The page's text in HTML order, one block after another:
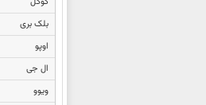
هواوی Pura 90
هواوی Pura 90 Pro
هواوی Pura 90 Pro Max
هواوی Pura X Max
هواوی Enjoy 90
بلک بری
اوپو
ال جی
ویوو